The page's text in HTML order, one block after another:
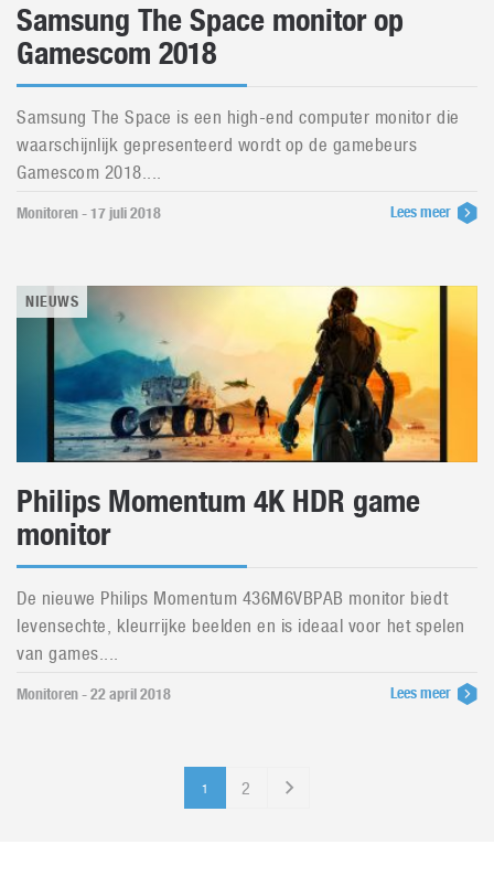
Samsung The Space monitor op
Gamescom 2018
Samsung The Space is een high-end computer monitor die
waarschijnlijk gepresenteerd wordt op de gamebeurs
Gamescom 2018....
Monitoren - 17 juli 2018 Lees meer
NIEUWS
Philips Momentum 4K HDR game
monitor
De nieuwe Philips Momentum 436M6VBPAB monitor biedt
levensechte, kleurrijke beelden en is ideaal voor het spelen
van games....
Monitoren - 22 april 2018 Lees meer
1 2